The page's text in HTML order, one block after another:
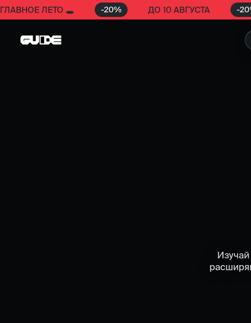
ГЛАВНОЕ ЛЕТО 🕳️ -20% ДО 10 АВГУСТА -20